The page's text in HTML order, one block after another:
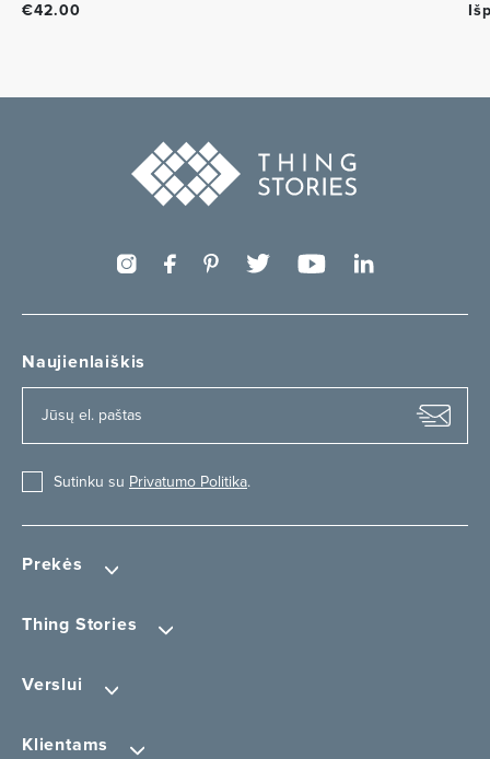
€42.00
Prekės
Thing Stories
Verslui
Klientams
Naujienlaiškis
Sutinku su Privatumo Politika.